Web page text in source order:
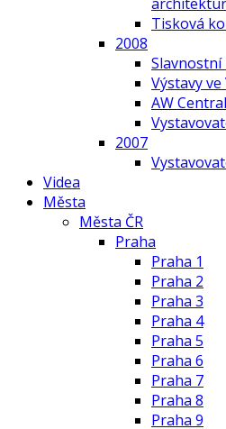
Tisková
2008
Slavnostní
Výstavy
AW Central
2007
Videa
Města
Města ČR
Praha
Praha 1
Praha 2
Praha 3
Praha 4
Praha 5
Praha 6
Praha 7
Praha 8
Praha 9